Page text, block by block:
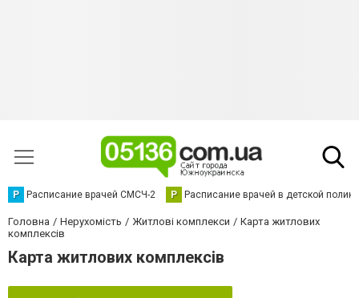
Р Расписание врачей СМСЧ-2 Р Расписание врачей в детской
Головна Нерухомість Житлові комплекси
Карта житлових
комплексів
Карта житлових комплексів